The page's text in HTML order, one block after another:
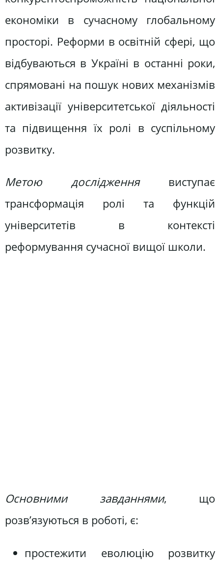
економіки в сучасному глобальному
просторі. Реформи в освітній сфері, що
відбуваються в Україні в останні роки,
спрямовані на пошук нових механізмів
активізації університетської діяльності
та підвищення їх ролі в суспільному
розвитку.
Метою дослідженнявиступає
трансформація ролі та функцій
університетів в контексті
реформування сучасної вищої школи.
Основними завданнями, що
розв’язуються в роботі, є:
простежити еволюцію розвитку